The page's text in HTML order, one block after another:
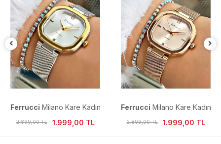
Ferrucci Milano Kare Kadın
Kol Saati
2.899,00 TL 1.999,00 TL
Ferrucci Milano Kare Kadın
Kol Saati
2.899,00 TL 1.999,00 TL